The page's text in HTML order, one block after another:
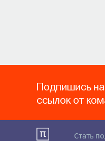
Подпишись
ссылок от
Стать